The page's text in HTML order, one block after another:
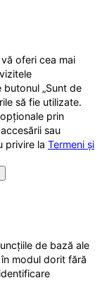
oferi cea mai
„Sunt de
să fie utilizate.
prin
sau
privire la Termeni și
de bază ale
modul dorit fără